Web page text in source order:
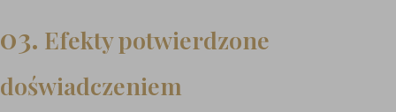
03. Efekty potwierdzone
doświadczeniem